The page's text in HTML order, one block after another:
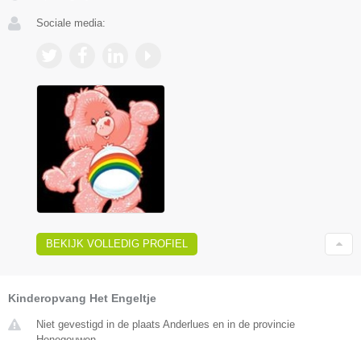
Sociale media:
BEKIJK VOLLEDIG PROFIEL
Kinderopvang Het Engeltje
Niet gevestigd in de plaats Anderlues en in de provincie